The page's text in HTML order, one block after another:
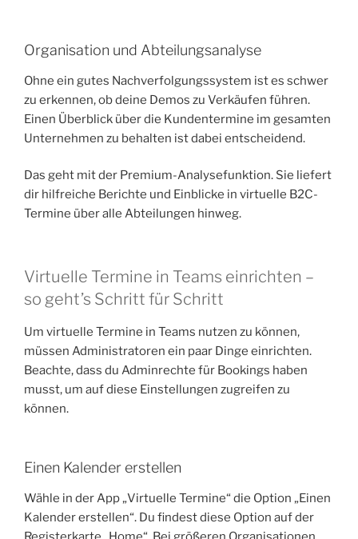
Organisation und Abteilungsanalyse
Ohne ein gutes Nachverfolgungssystem ist es schwer
zu erkennen, ob deine Demos zu Verkäufen führen.
Einen Überblick über die Kundentermine im gesamten
Unternehmen zu behalten ist dabei entscheidend.
Das geht mit der Premium-Analysefunktion. Sie liefert
dir hilfreiche Berichte und Einblicke in virtuelle B2C-
Termine über alle Abteilungen hinweg.
Virtuelle Termine in Teams einrichten –
so geht’s Schritt für Schritt
Um virtuelle Termine in Teams nutzen zu können,
müssen Administratoren ein paar Dinge einrichten.
Beachte, dass du Adminrechte für Bookings haben
musst, um auf diese Einstellungen zugreifen zu
können.
Einen Kalender erstellen
Wähle in der App „Virtuelle Termine“ die Option „Einen
Kalender erstellen“. Du findest diese Option auf der